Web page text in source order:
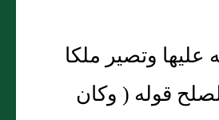
وتصير ملكا
قوله ( وكان